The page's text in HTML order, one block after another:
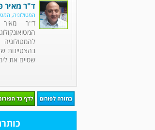
ד"ר מאיר
המטולוגיה,
ד"ר מאיר
בהצטיינות
שסיים את